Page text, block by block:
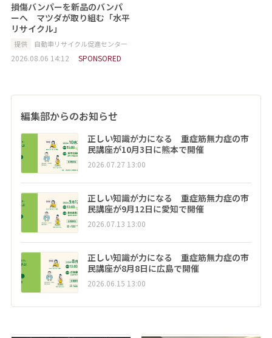
損傷バンパーを新品のバンパ
ーへ マツダが取り組む「水平
リサイクル」
提供 自動車リサイクル促進センター
2026.08.06 14:12 SPONSORED
編集部からのお知らせ
正しい知識が力になる 重症筋無力症の市
民講座が10月3日に熊本で開催
2026.07.27 13:00
正しい知識が力になる 重症筋無力症の市
民講座が9月12日に愛知で開催
2026.07.13 13:00
正しい知識が力になる 重症筋無力症の市
民講座が8月8日に広島で開催
2026.06.15 13:00